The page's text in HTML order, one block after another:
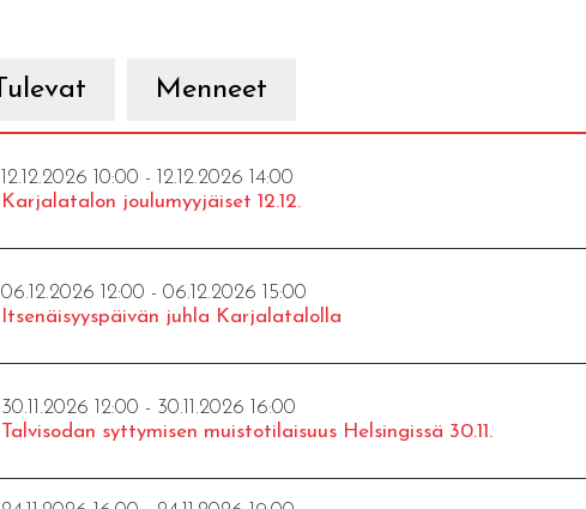
Tulevat Menneet
12.12.2026 10:00 - 12.12.2026 14:00
Karjalatalon joulumyyjäiset 12.12.
06.12.2026 12:00 - 06.12.2026 15:00
Itsenäisyyspäivän juhla Karjalatalolla
30.11.2026 12:00 - 30.11.2026 16:00
Talvisodan syttymisen muistotilaisuus Helsingissä 30.11.